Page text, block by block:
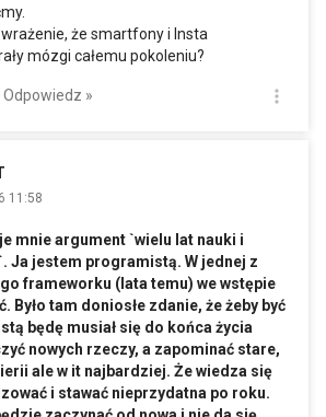
że smartfony i Insta
mózgi całemu pokoleniu?
Odpowiedz »
11:58
mnie argument `wielu lat nauki i
Ja jestem programistą. W jednej z
frameworku (lata temu) we wstępie
Było tam doniosłe zdanie, że żeby być
będę musiał się do końca życia
nowych rzeczy, a zapominać stare,
ale w it najbardziej. Że wiedza się
i stawać nieprzydatna po roku.